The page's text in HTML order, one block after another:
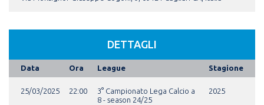
DETTAGLI
Data Ora League Stagione
25/03/2025 22:00
3° Campionato Lega Calcio a
8 - season 24/25
2025